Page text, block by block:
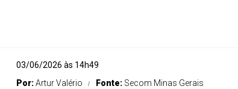
03/06/2026 às 14h49
Por:Artur Valério Fonte: Secom Minas Gerais